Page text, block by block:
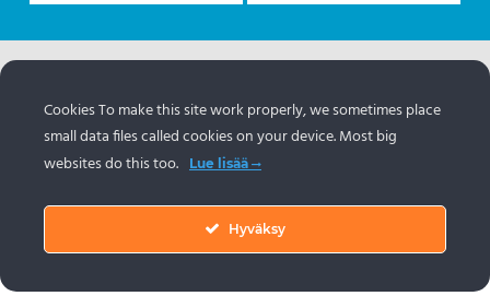
https://www.visitestonia.com/fi
Cookies To make this site work properly, we sometimes place
small data files called cookies on your device. Most big
websites do this too.
Lue lisää
Hyväksy